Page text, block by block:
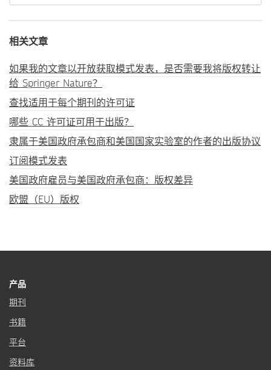
相关文章
如果我的文章以开放获取模式发表，是否需要我将版权转让
给 Springer Nature？
查找适用于每个期刊的许可证
哪些 CC 许可证可用于出版？
隶属于美国政府承包商和美国国家实验室的作者的出版协议
订阅模式发表
美国政府雇员与美国政府承包商：版权差异
欧盟（EU）版权
产品
期刊
书籍
平台
资料库